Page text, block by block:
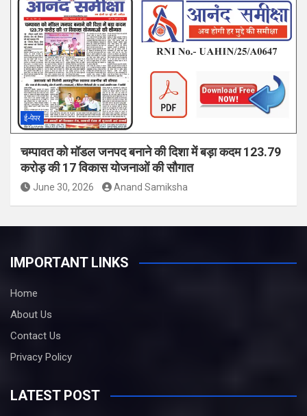
ई-पेपर
चम्पावत को मॉडल जनपद बनाने की दिशा में बड़ा कदम 123.79
करोड़ की 17 विकास योजनाओं की सौगात
June 30, 2026 Anand Samiksha
IMPORTANT LINKS
Home
About Us
Contact Us
Privacy Policy
LATEST POST